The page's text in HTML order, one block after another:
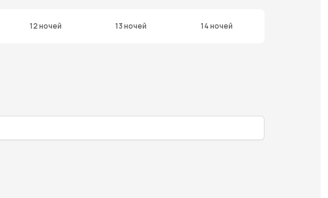
12 ночей 13 ночей 14 ночей